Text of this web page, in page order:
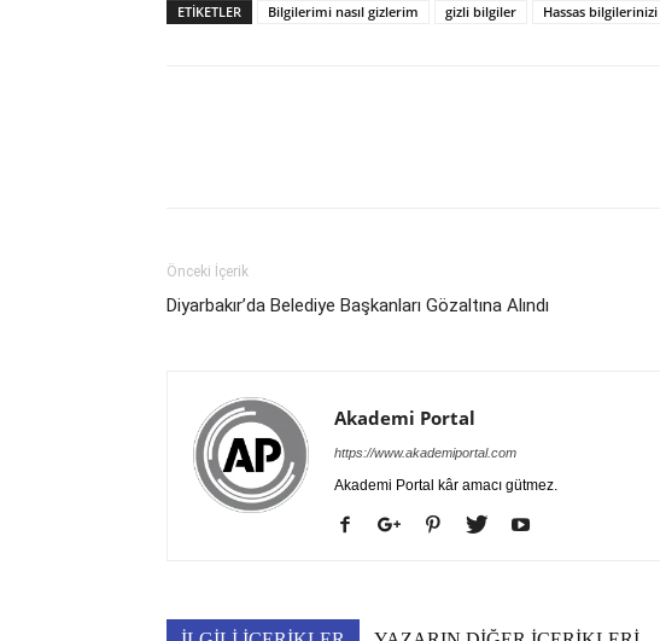
ETİKETLER Bilgilerimi nasıl gizlerim gizli bilgiler Hassas
Önceki İçerik
Diyarbakır’da Belediye Başkanları Gözaltına Alındı
Akademi Portal
https://www.akademiportal.com
Akademi Portal kâr amacı gütmez.